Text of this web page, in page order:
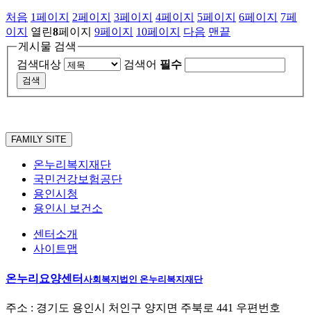
처음 1페이지 2페이지 3페이지 4페이지 5페이지 6페이지 7페
이지
열린8페이지 9페이지 10페이지 다음 맨끝
게시물 검색
검색대상
검색어 필수
FAMILY SITE
온누리복지재단
국민건강보험공단
용인시청
용인시 보건소
센터소개
사이트맵
온누리요양센터 사회복지법인 온누리복지재단
주소 : 경기도 용인시 처인구 양지면 주북로 441 우편번호